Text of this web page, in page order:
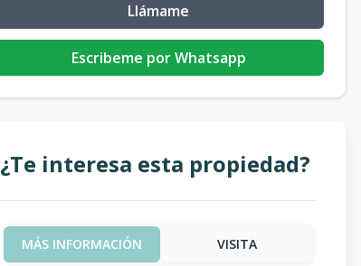
Llámame
Escribeme por Whatsapp
¿Te interesa esta propiedad?
MÁS INFORMACIÓN VISITA